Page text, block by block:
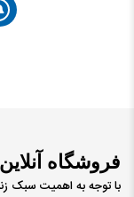
فروشگاه
با توجه به اهمیت سبک